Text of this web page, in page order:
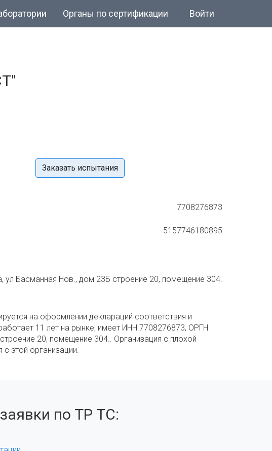
Органы по сертификации Войти
Заказать испытания
7708276873
5157746180895
ул Басманная Нов., дом 23Б строение 20, помещение 304.
на оформлении деклараций соответствия и
11 лет на рынке, имеет ИНН 7708276873, ОРГН
20, помещение 304.. Организация с плохой
этой организации.
по ТР ТС: